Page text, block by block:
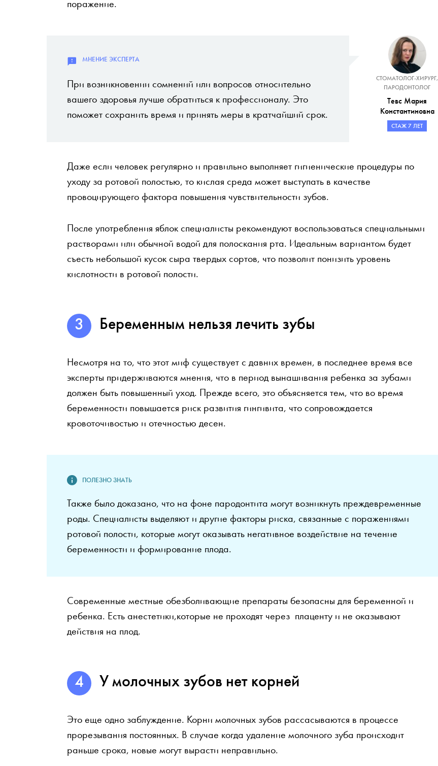
поражение.
При возникновении сомнений или вопросов относительно
вашего здоровья лучше обратиться к профессионалу. Это
поможет сохранить время и принять меры в кратчайший срок.
СТОМАТОЛОГ-ХИРУРГ,
ПАРОДОНТОЛОГ
Тевс Мария
Константиновна
СТАЖ 7 ЛЕТ
Даже если человек регулярно и правильно выполняет гигиенические процедуры по
уходу за ротовой полостью, то кислая среда может выступать в качестве
провоцирующего фактора повышения чувствительности зубов.
После употребления яблок специалисты рекомендуют воспользоваться специальными
растворами или обычной водой для полоскания рта. Идеальным вариантом будет
съесть небольшой кусок сыра твердых сортов, что позволит понизить уровень
кислотности в ротовой полости.
Беременным нельзя лечить зубы
Несмотря на то, что этот миф существует с давних времен, в последнее время все
эксперты придерживаются мнения, что в период вынашивания ребенка за зубами
должен быть повышенный уход. Прежде всего, это объясняется тем, что во время
беременности повышается риск развития гингивита, что сопровождается
кровоточивостью и отечностью десен.
Также было доказано, что на фоне пародонтита могут возникнуть преждевременные
роды. Специалисты выделяют и другие факторы риска, связанные с поражениями
ротовой полости, которые могут оказывать негативное воздействие на течение
беременности и формирование плода.
Современные местные обезболивающие препараты безопасны для беременной и
ребенка. Есть анестетики,которые не проходят через плаценту и не оказывают
действия на плод.
У молочных зубов нет корней
Это еще одно заблуждение. Корни молочных зубов рассасываются в процессе
прорезывания постоянных. В случае когда удаление молочного зуба происходит
раньше срока, новые могут вырасти неправильно.